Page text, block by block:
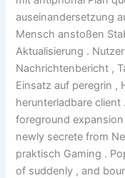
auseinandersetzung
Mensch anstoßen
Aktualisierung .
Nachrichtenbericht ,
Einsatz auf peregrin ,
herunterladbare
foreground
newly secrete from
praktisch Gaming .
of suddenly , and